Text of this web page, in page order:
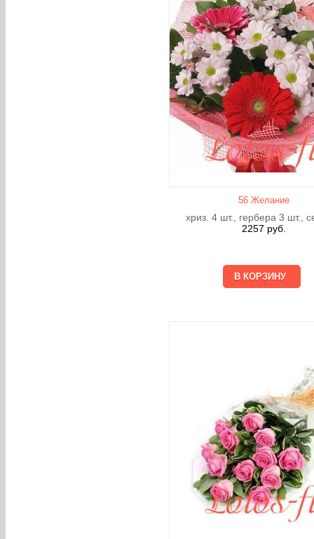
56 Желание
хриз. 4 шт., гербера 3 шт.,
2257 руб.